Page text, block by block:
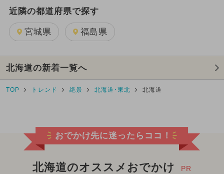
近隣の都道府県で探す
宮城県 福島県
北海道の新着一覧へ
TOP トレンド 絶景 北海道･東北 北海道
おでかけ先に迷ったらココ！
北海道のオススメおでかけ PR